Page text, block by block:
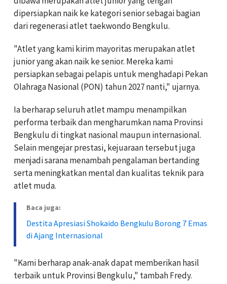
dipersiapkan naik ke kategori senior sebagai bagian
dari regenerasi atlet taekwondo Bengkulu.
"Atlet yang kami kirim mayoritas merupakan atlet
junior yang akan naik ke senior. Mereka kami
persiapkan sebagai pelapis untuk menghadapi Pekan
Olahraga Nasional (PON) tahun 2027 nanti," ujarnya.
Ia berharap seluruh atlet mampu menampilkan
performa terbaik dan mengharumkan nama Provinsi
Bengkulu di tingkat nasional maupun internasional.
Selain mengejar prestasi, kejuaraan tersebut juga
menjadi sarana menambah pengalaman bertanding
serta meningkatkan mental dan kualitas teknik para
atlet muda.
Baca juga:
Destita Apresiasi Shokaido Bengkulu Borong 7 Emas
di Ajang Internasional
"Kami berharap anak-anak dapat memberikan hasil
terbaik untuk Provinsi Bengkulu," tambah Fredy.